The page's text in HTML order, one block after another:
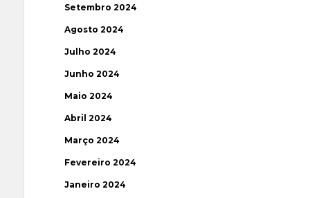
Setembro 2024
Agosto 2024
Julho 2024
Junho 2024
Maio 2024
Abril 2024
Março 2024
Fevereiro 2024
Janeiro 2024